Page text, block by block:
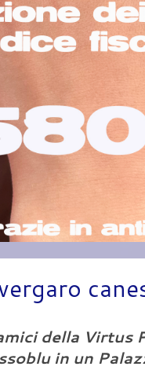
della Virtus
in un